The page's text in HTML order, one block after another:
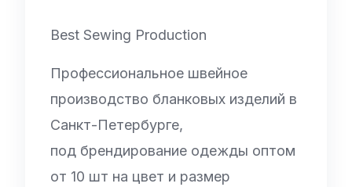
Best Sewing Production
Профессиональное швейное
производство бланковых изделий в
Санкт-Петербурге,
под брендирование одежды оптом
от 10 шт на цвет и размер